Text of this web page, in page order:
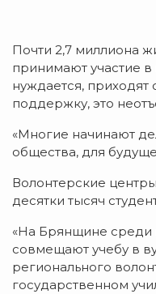
Почти 2,7 миллиона
принимают участие
нуждается, приходят
поддержку, это
«Многие начинают
общества, для
Волонтерские
десятки тысяч
«На Брянщине среди
совмещают учебу в
регионального
государственном